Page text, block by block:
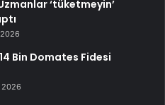
‘tüketmeyin’
Bin Domates Fidesi
2026